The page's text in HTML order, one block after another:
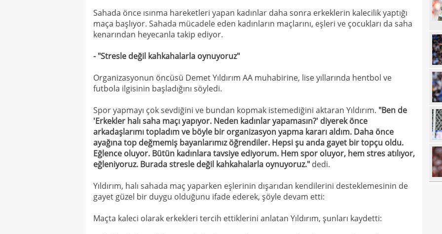
Sahada önce ısınma hareketleri yapan kadınlar daha sonra erkeklerin kalecilik yaptığı
maça başlıyor. Sahada mücadele eden kadınların maçlarını, eşleri ve çocukları da saha
kenarından heyecanla takip ediyor.
- "Stresle değil kahkahalarla oynuyoruz"
Organizasyonun öncüsü Demet Yıldırım AA muhabirine, lise yıllarında hentbol ve
futbola ilgisinin başladığını söyledi.
Spor yapmayı çok sevdiğini ve bundan kopmak istemediğini aktaran Yıldırım. "Ben de
'Erkekler halı saha maçı yapıyor. Neden kadınlar yapamasın?' diyerek önce
arkadaşlarımı topladım ve böyle bir organizasyon yapma kararı aldım. Daha önce
ayağına top değmemiş bayanlarımız öğrendiler. Hepsi şu anda gayet bir topçu oldu.
Eğlence oluyor. Bütün kadınlara tavsiye ediyorum. Hem spor oluyor, hem stres atılıyor,
eğleniyoruz. Burada stresle değil kahkahalarla oynuyoruz." dedi.
Yıldırım, halı sahada maç yaparken eşlerinin dışarıdan kendilerini desteklemesinin de
gayet güzel bir duygu olduğunu ifade ederek, şöyle devam etti:
Maçta kaleci olarak erkekleri tercih ettiklerini anlatan Yıldırım, şunları kaydetti: